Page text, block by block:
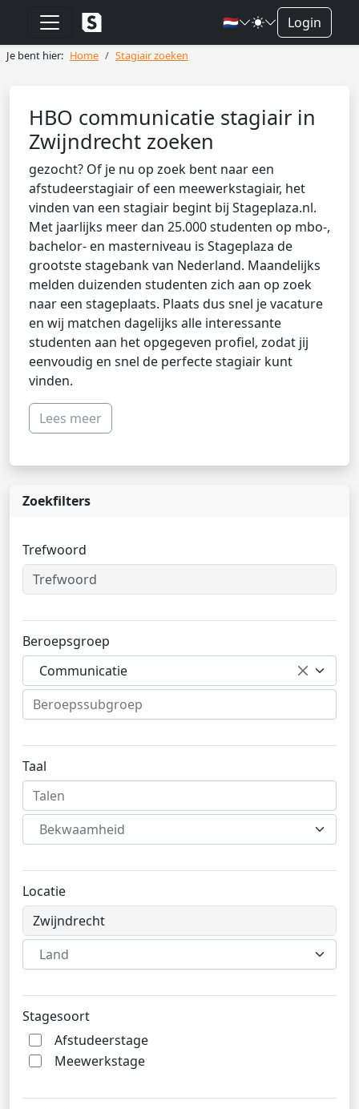
🇳🇱 Login
Je bent hier: Home Stagiair zoeken
HBO communicatie stagiair in
Zwijndrecht zoeken
gezocht? Of je nu op zoek bent naar een
afstudeerstagiair of een meewerkstagiair, het
vinden van een stagiair begint bij Stageplaza.nl.
Met jaarlijks meer dan 25.000 studenten op mbo-,
bachelor- en masterniveau is Stageplaza de
grootste stagebank van Nederland. Maandelijks
melden duizenden studenten zich aan op zoek
naar een stageplaats. Plaats dus snel je vacature
en wij matchen dagelijks alle interessante
studenten aan het opgegeven profiel, zodat jij
eenvoudig en snel de perfecte stagiair kunt
vinden.
Lees meer
Zoekfilters
Trefwoord
Beroepsgroep
Communicatie
Taal
Bekwaamheid
Locatie
Land
Stagesoort
Afstudeerstage
Meewerkstage